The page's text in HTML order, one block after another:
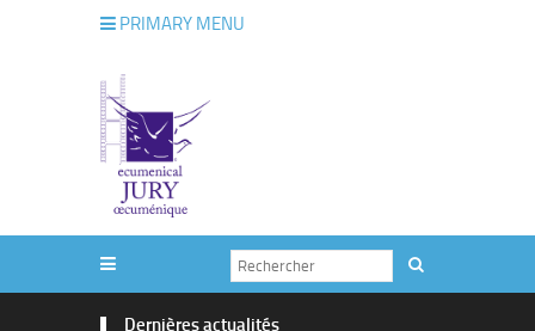
PRIMARY MENU
Dernières actualités